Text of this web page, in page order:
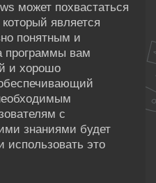
может похвастаться
является
понятным и
программы вам
и хорошо
с
знаниями будет
использовать это